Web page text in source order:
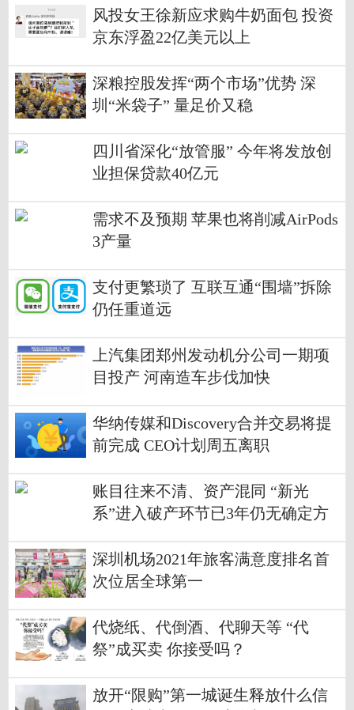
风投女王徐新应求购牛奶面包 投资
京东浮盈22亿美元以上
深粮控股发挥“两个市场”优势 深
圳“米袋子” 量足价又稳
四川省深化“放管服” 今年将发放创
业担保贷款40亿元
需求不及预期 苹果也将削减AirPods
3产量
支付更繁琐了 互联互通“围墙”拆除
仍任重道远
上汽集团郑州发动机分公司一期项
目投产 河南造车步伐加快
华纳传媒和Discovery合并交易将提
前完成 CEO计划周五离职
账目往来不清、资产混同 “新光
系”进入破产环节已3年仍无确定方
深圳机场2021年旅客满意度排名首
次位居全球第一
代烧纸、代倒酒、代聊天等 “代
祭”成买卖 你接受吗？
放开“限购”第一城诞生释放什么信